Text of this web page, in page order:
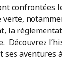
confrontées
verte,
la
Découvrez
ses aventures